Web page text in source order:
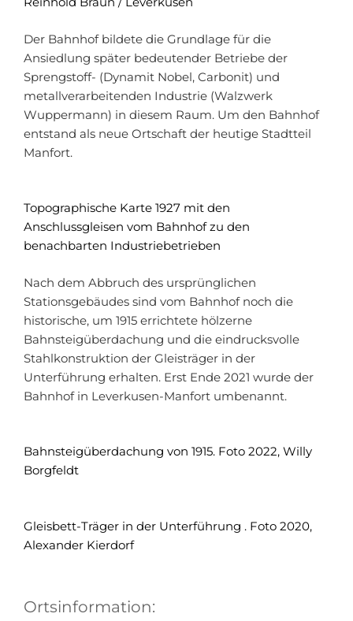
Der Bahnhof bildete die Grundlage für die
Ansiedlung später bedeutender Betriebe der
Sprengstoff- (Dynamit Nobel, Carbonit) und
metallverarbeitenden Industrie (Walzwerk
Wuppermann) in diesem Raum. Um den Bahnhof
entstand als neue Ortschaft der heutige Stadtteil
Manfort.
Topographische Karte 1927 mit den
Anschlussgleisen vom Bahnhof zu den
benachbarten Industriebetrieben
Nach dem Abbruch des ursprünglichen
Stationsgebäudes sind vom Bahnhof noch die
historische, um 1915 errichtete hölzerne
Bahnsteigüberdachung und die eindrucksvolle
Stahlkonstruktion der Gleisträger in der
Unterführung erhalten. Erst Ende 2021 wurde der
Bahnhof in Leverkusen-Manfort umbenannt.
Bahnsteigüberdachung von 1915. Foto 2022, Willy
Borgfeldt
Gleisbett-Träger in der Unterführung . Foto 2020,
Alexander Kierdorf
Ortsinformation: